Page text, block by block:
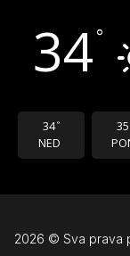
34°
34 °
NED
35
2026 © Sva prava